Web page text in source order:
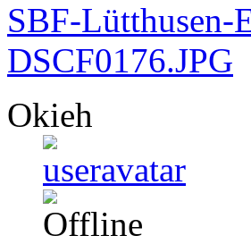
SBF-Lütthusen-
DSCF0176.JPG
Okieh